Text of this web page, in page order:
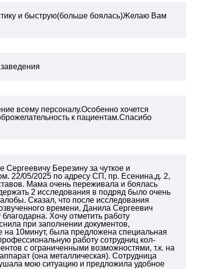
и быструю(больше боялась)Желаю Вам
всему персоналу.Особенно хочется
к пациентам.Спасибо
Сергеевичу Березину за чуткое и
22/05/2025 по адресу СП, пр. Есенина,д. 2,
Мама очень переживала и боялась
2 исследования в подряд было очень
Сказал, что после исследования
времени, Данила Сергеевич
Хочу отметить работу
при заполнении документов,
на 10минут, была предложена специальная
работу сотрудниц кол-
с ограниченными возможностями, т.к. на
(она металлическая). Сотрудница
мою ситуацию и предложила удобное